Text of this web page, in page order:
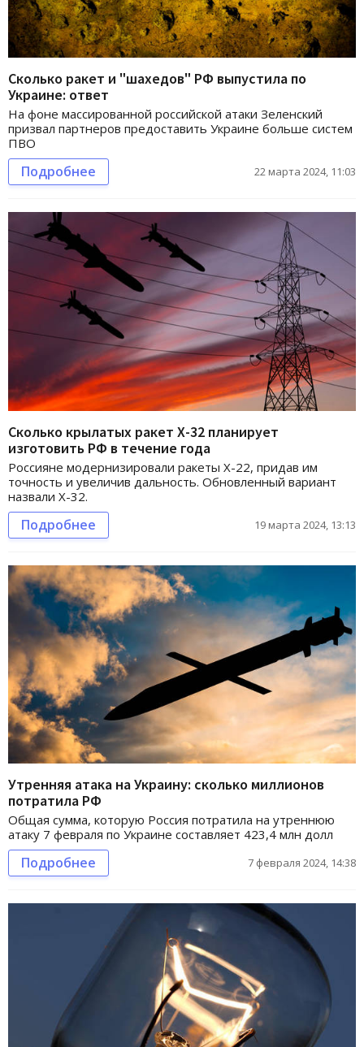
Сколько ракет и "шахедов" РФ выпустила по
Украине: ответ
На фоне массированной российской атаки Зеленский
призвал партнеров предоставить Украине больше систем
ПВО
Подробнее 22 марта 2024, 11:03
Сколько крылатых ракет Х-32 планирует
изготовить РФ в течение года
Россияне модернизировали ракеты Х-22, придав им
точность и увеличив дальность. Обновленный вариант
назвали Х-32.
Подробнее 19 марта 2024, 13:13
Утренняя атака на Украину: сколько миллионов
потратила РФ
Общая сумма, которую Россия потратила на утреннюю
атаку 7 февраля по Украине составляет 423,4 млн долл
Подробнее 7 февраля 2024, 14:38